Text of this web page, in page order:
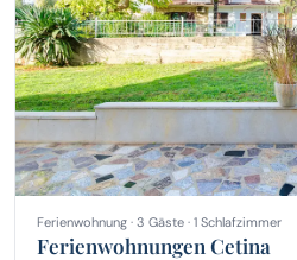
Ferienwohnung · 3 Gäste · 1 Schlafzimmer
Ferienwohnungen Cetina